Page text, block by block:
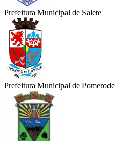
Prefeitura Municipal de Salete
Prefeitura Municipal de Pomerode